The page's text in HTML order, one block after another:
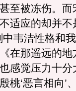
至被冻伤。而
适应的却并不
韦洁性格和
在那遥远的地
感觉压力十分
‘恶言相向’